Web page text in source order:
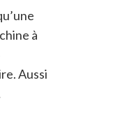
à
Aussi